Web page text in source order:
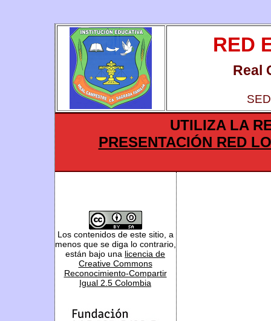
RED
Real
UTILIZA LA
PRESENTACIÓN RED
Los contenidos de este sitio, a
menos que se diga lo contrario,
están bajo una licencia de
Creative Commons
Reconocimiento-Compartir
Igual 2.5 Colombia